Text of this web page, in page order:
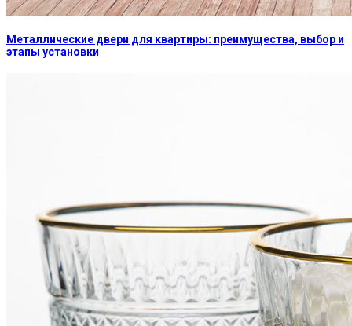
Металлические двери для квартиры: преимущества, выбор и
этапы установки